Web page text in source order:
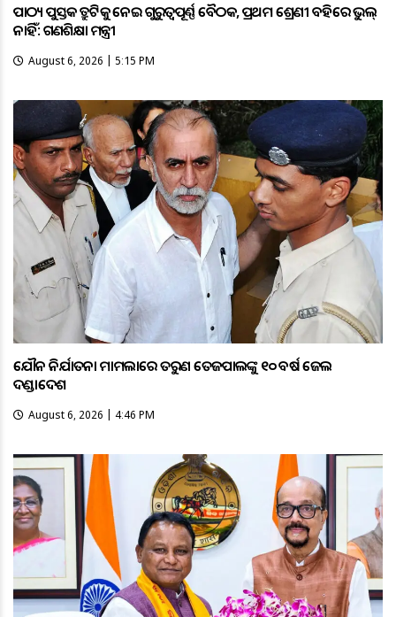
ପାଠ୍ୟ ପୁସ୍ତକ ତ୍ରୁଟିକୁ ନେଇ ଗୁରୁତ୍ବପୂର୍ଣ୍ଣ ବୈଠକ, ପ୍ରଥମ ଶ୍ରେଣୀ ବହିରେ ଭୁଲ୍
ନାହିଁ: ଗଣଶିକ୍ଷା ମନ୍ତ୍ରୀ
August 6, 2026 | 5:15 PM
ଯୌନ ନିର୍ଯାତନା ମାମଲାରେ ତରୁଣ ତେଜପାଲଙ୍କୁ ୧୦ ବର୍ଷ ଜେଲ
ଦଣ୍ଡାଦେଶ
August 6, 2026 | 4:46 PM